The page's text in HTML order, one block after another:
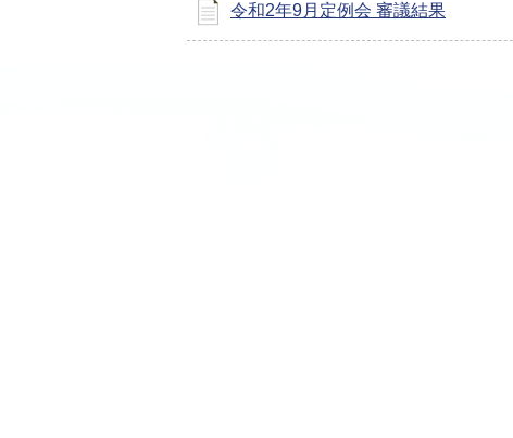
令和2年9月定例会 審議結果